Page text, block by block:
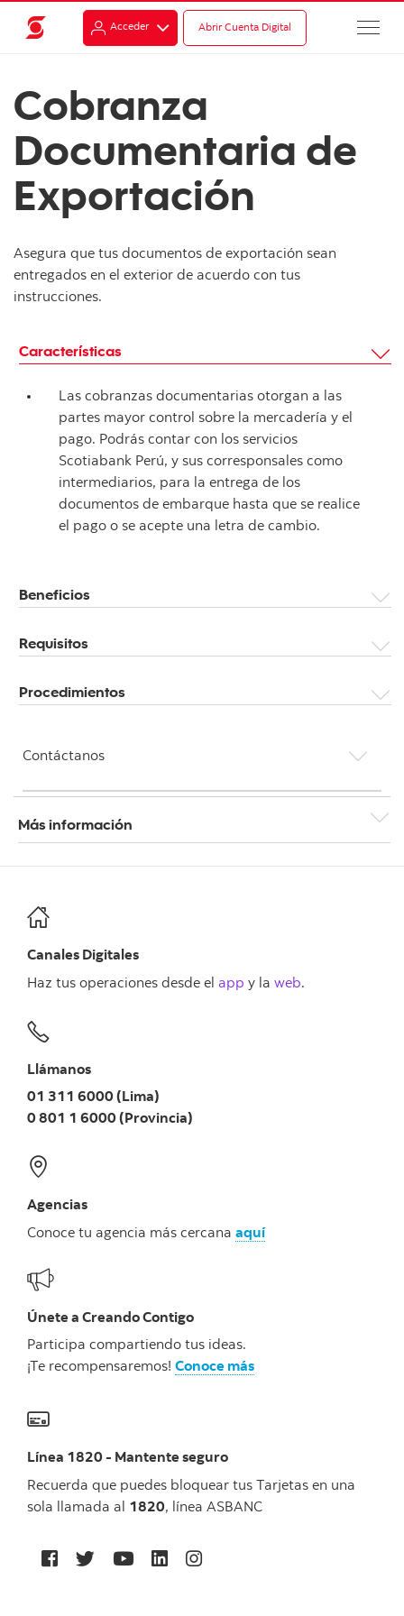
Acceder Abrir Cuenta Digital
Cobranza
Documentaria de
Exportación
Asegura que tus documentos de exportación sean
entregados en el exterior de acuerdo con tus
instrucciones.
Características
Las cobranzas documentarias otorgan a las
partes mayor control sobre la mercadería y el
pago. Podrás contar con los servicios
Scotiabank Perú, y sus corresponsales como
intermediarios, para la entrega de los
documentos de embarque hasta que se realice
el pago o se acepte una letra de cambio.
Beneficios
Requisitos
Procedimientos
Contáctanos
Más información
Tarifario de Cobranzas Documentarias de Exportación
Canales Digitales
Haz tus operaciones desde el app y la web.
Llámanos
01 311 6000 (Lima)
0 801 1 6000 (Provincia)
Agencias
Conoce tu agencia más cercana aquí
Únete a Creando Contigo
Participa compartiendo tus ideas.
¡Te recompensaremos! Conoce más
Línea 1820 - Mantente seguro
Recuerda que puedes bloquear tus Tarjetas en una
sola llamada al 1820, línea ASBANC